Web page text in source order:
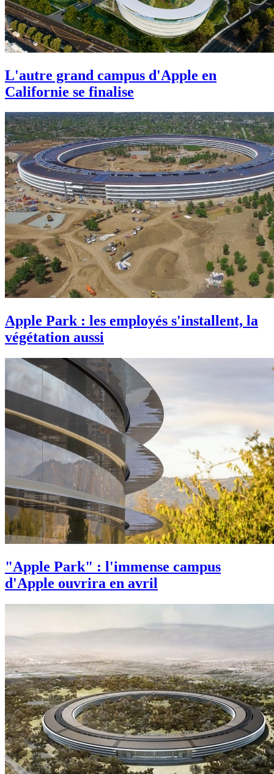
L'autre grand campus d'Apple en
Californie se finalise
Apple Park : les employés s'installent, la
végétation aussi
"Apple Park" : l'immense campus
d'Apple ouvrira en avril